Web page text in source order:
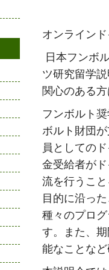
オンライン
日本フンボ
ツ研究留学
関心のある
フンボルト
ボルト財団
員としての
金受給者が
流を行うこ
目的に沿っ
種々のプロ
す。また、
能なことな